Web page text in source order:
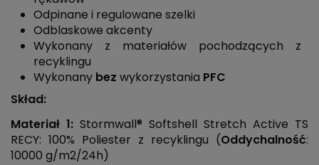
Odpinane i regulowane szelki
Odblaskowe akcenty
Wykonany z materiałów pochodzących z
recyklingu
Wykonany bez wykorzystania PFC
Skład:
Materiał 1: Stormwall® Softshell Stretch Active TS
RECY: 100% Poliester z recyklingu (Oddychalność:
10000 g/m2/24h)